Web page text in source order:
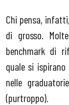
Chi pensa,
di grosso.
benchmark di
quale si
nelle
(purtroppo).